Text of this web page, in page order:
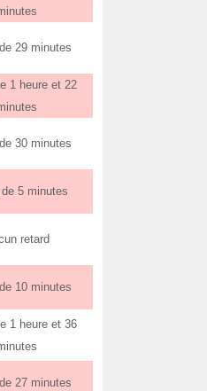
29 minutes
1 heure et 22
30 minutes
de 5 minutes
retard
10 minutes
1 heure et 36
27 minutes